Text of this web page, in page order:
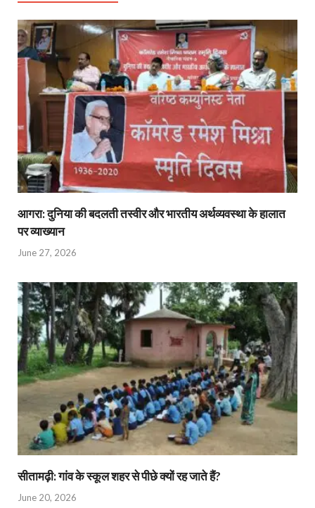
आगरा: दुनिया की बदलती तस्वीर और भारतीय अर्थव्यवस्था के हालात
पर व्याख्यान
June 27, 2026
सीतामढ़ी: गांव के स्कूल शहर से पीछे क्यों रह जाते हैं?
June 20, 2026